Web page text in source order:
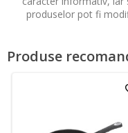
produselor pot fi
Produse